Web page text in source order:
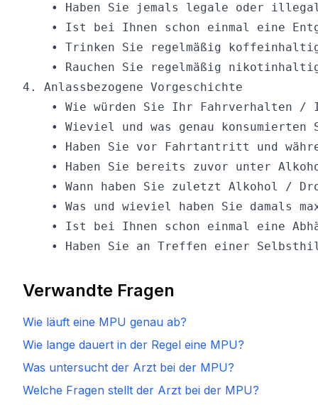
• Haben Sie jemals legale oder
• Ist bei Ihnen schon einmal eine
• Trinken Sie regelmäßig
• Rauchen Sie regelmäßig
4. Anlassbezogene Vorgeschichte
• Wie würden Sie Ihr Fahrverhalten /
• Wieviel und was genau konsumierten
• Haben Sie vor Fahrtantritt und
• Haben Sie bereits zuvor unter
• Wann haben Sie zuletzt Alkohol /
• Was und wieviel haben Sie damals
• Ist bei Ihnen schon einmal eine
Verwandte Fragen
Wie läuft eine MPU genau ab?
Wie lange dauert in der Regel eine MPU?
Was untersucht der Arzt bei der MPU?
Welche Fragen stellt der Arzt bei der MPU?